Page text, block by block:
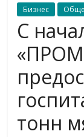
Бизнес
С
тонн